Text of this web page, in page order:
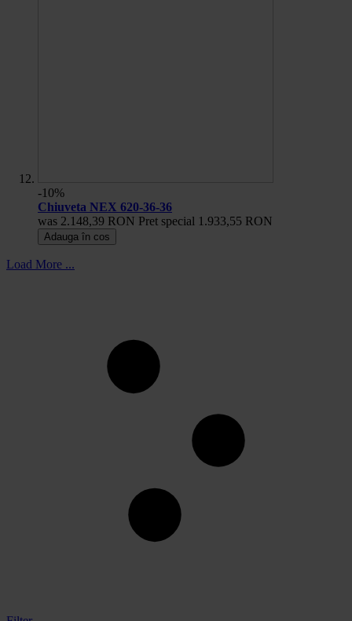
-10%
Chiuveta NEX 620-36-36
was 2.148,39 RON Pret special 1.933,55 RON
Adauga în cos
Load More ...